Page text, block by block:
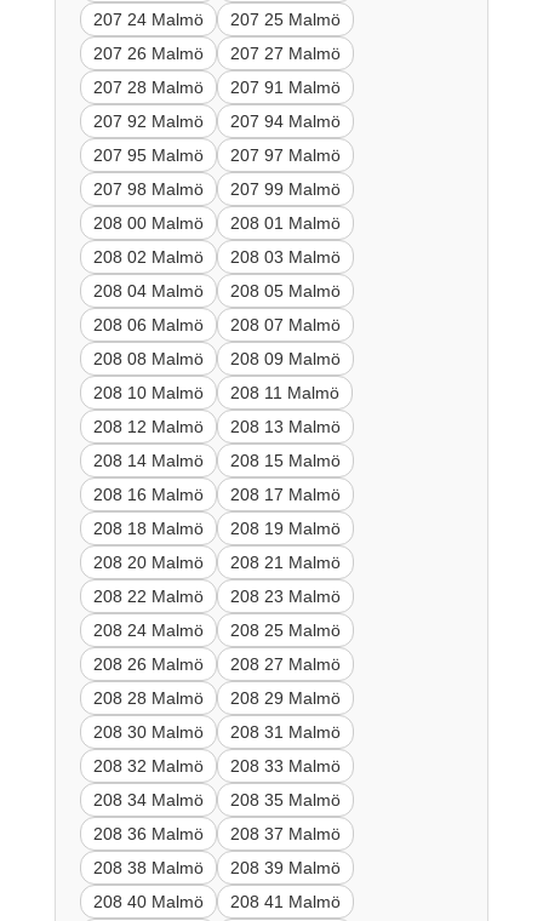
207 24 Malmö
207 25 Malmö
207 26 Malmö
207 27 Malmö
207 28 Malmö
207 91 Malmö
207 92 Malmö
207 94 Malmö
207 95 Malmö
207 97 Malmö
207 98 Malmö
207 99 Malmö
208 00 Malmö
208 01 Malmö
208 02 Malmö
208 03 Malmö
208 04 Malmö
208 05 Malmö
208 06 Malmö
208 07 Malmö
208 08 Malmö
208 09 Malmö
208 10 Malmö
208 11 Malmö
208 12 Malmö
208 13 Malmö
208 14 Malmö
208 15 Malmö
208 16 Malmö
208 17 Malmö
208 18 Malmö
208 19 Malmö
208 20 Malmö
208 21 Malmö
208 22 Malmö
208 23 Malmö
208 24 Malmö
208 25 Malmö
208 26 Malmö
208 27 Malmö
208 28 Malmö
208 29 Malmö
208 30 Malmö
208 31 Malmö
208 32 Malmö
208 33 Malmö
208 34 Malmö
208 35 Malmö
208 36 Malmö
208 37 Malmö
208 38 Malmö
208 39 Malmö
208 40 Malmö
208 41 Malmö